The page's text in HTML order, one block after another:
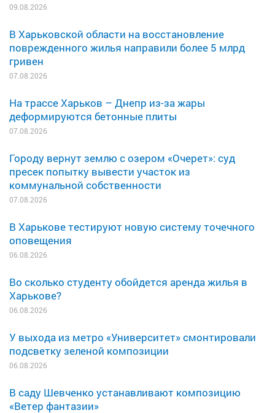
09.08.2026
В Харьковской области на восстановление
поврежденного жилья направили более 5 млрд
гривен
07.08.2026
На трассе Харьков – Днепр из-за жары
деформируются бетонные плиты
07.08.2026
Городу вернут землю с озером «Очерет»: суд
пресек попытку вывести участок из
коммунальной собственности
07.08.2026
В Харькове тестируют новую систему точечного
оповещения
06.08.2026
Во сколько студенту обойдется аренда жилья в
Харькове?
06.08.2026
У выхода из метро «Университет» смонтировали
подсветку зеленой композиции
06.08.2026
В саду Шевченко устанавливают композицию
«Ветер фантазии»